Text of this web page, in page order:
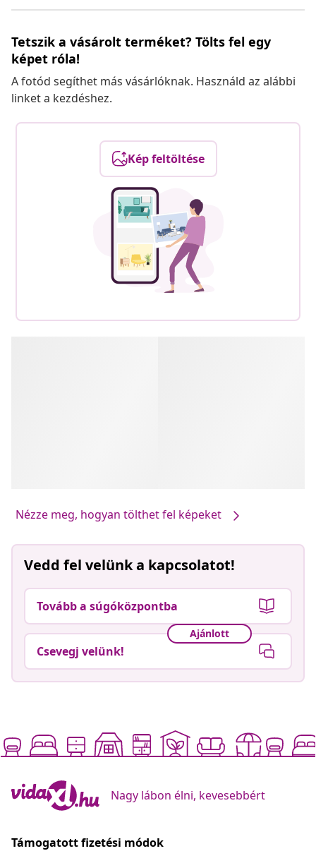
Tetszik a vásárolt terméket? Tölts fel egy
képet róla!
A fotód segíthet más vásárlóknak. Használd az alábbi
linket a kezdéshez.
Kép feltöltése
Nézze meg, hogyan tölthet fel képeket
Vedd fel velünk a kapcsolatot!
Tovább a súgóközpontba
Ajánlott
Csevegj velünk!
Nagy lábon élni, kevesebbért
Támogatott fizetési módok